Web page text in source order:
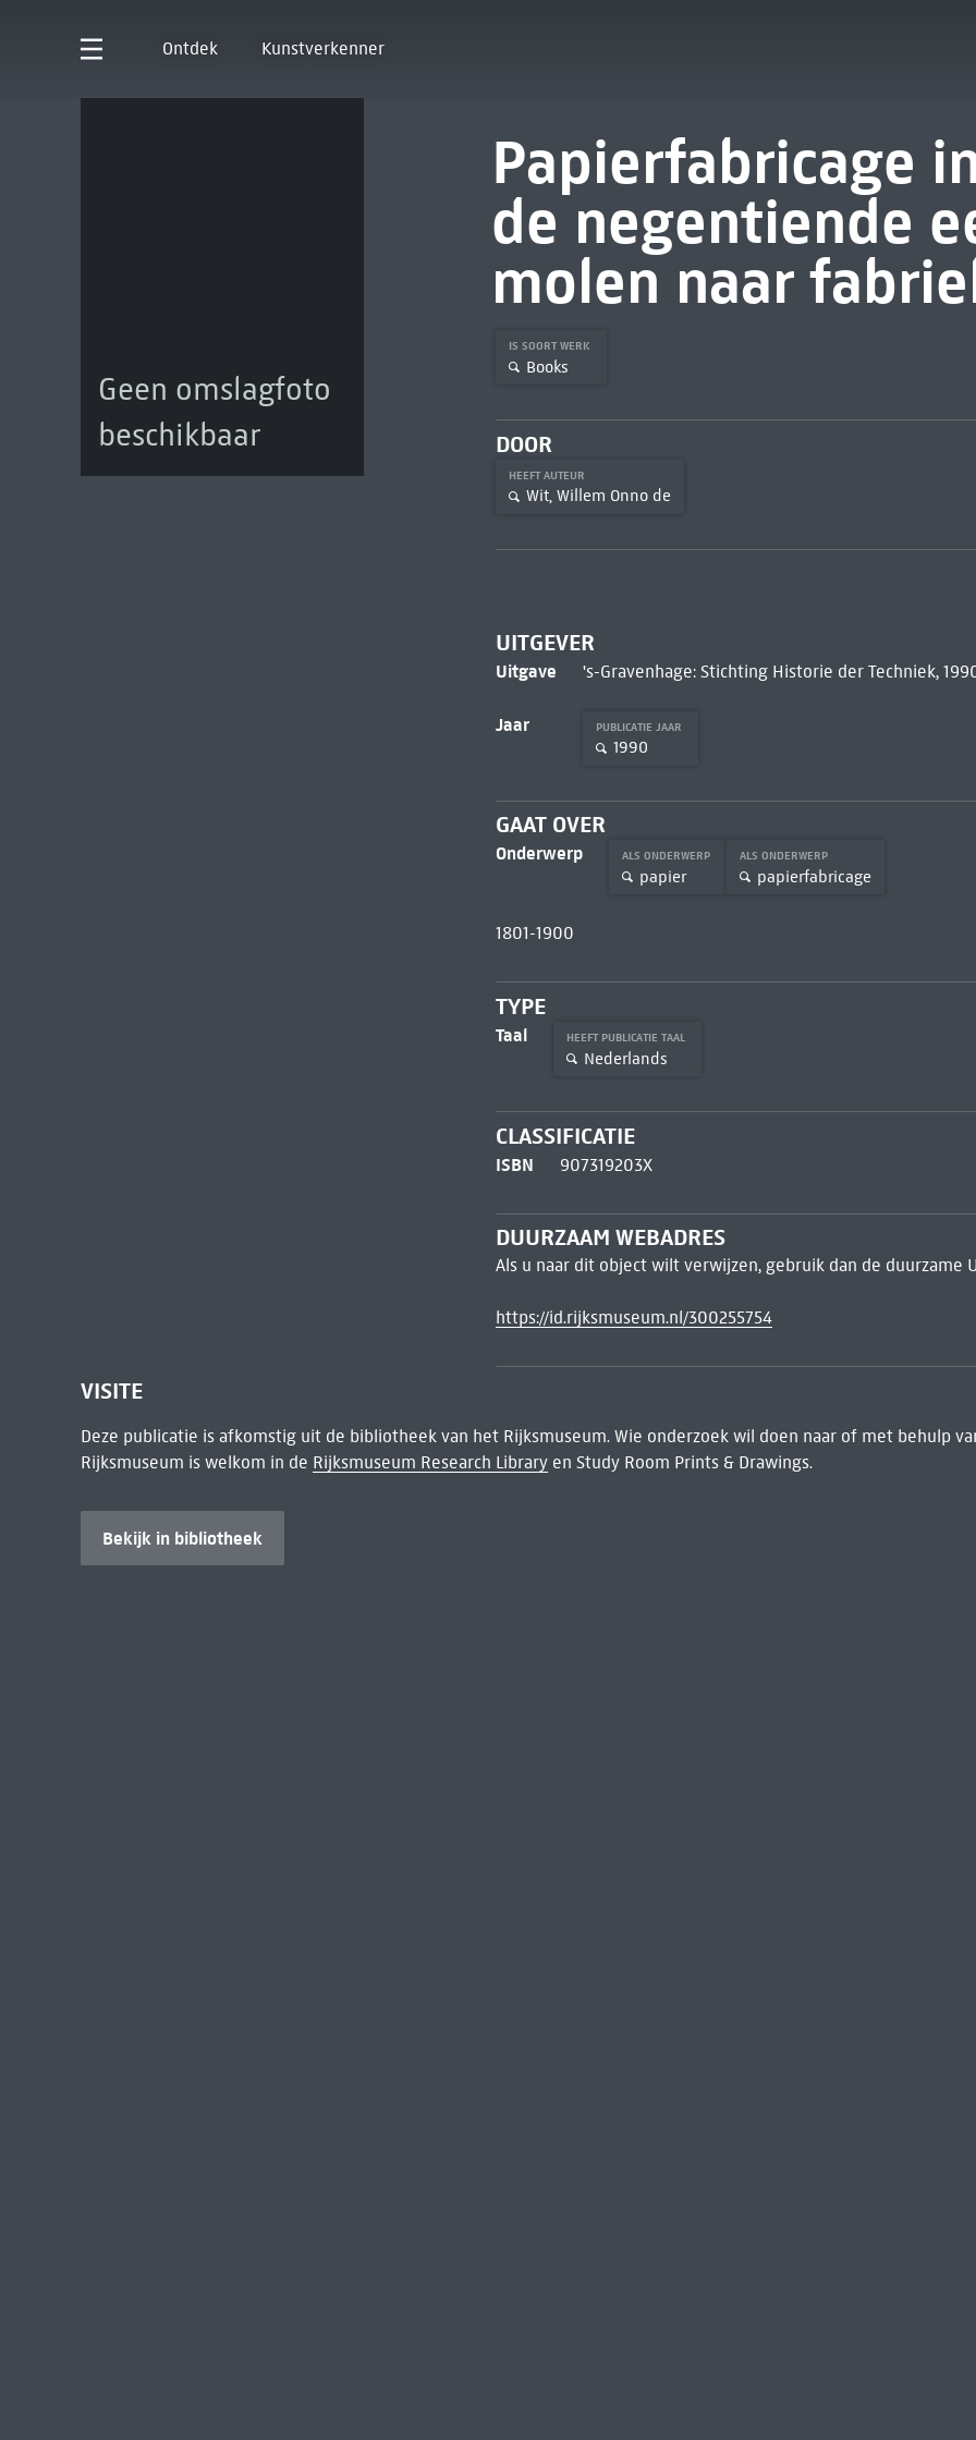
Ontdek Kunstverkenner
Geen omslagfoto
beschikbaar
Papierfabricage
de negentiende
molen naar
IS SOORT WERK
Books
DOOR
HEEFT AUTEUR
Wit, Willem Onno de
UITGEVER
Uitgave 's-Gravenhage: Stichting Historie der Techniek,
Jaar PUBLICATIE JAAR
1990
GAAT OVER
Onderwerp ALS ONDERWERP
papier
ALS ONDERWERP
papierfabricage
1801-1900
TYPE
Taal HEEFT PUBLICATIE TAAL
Nederlands
CLASSIFICATIE
ISBN 907319203X
DUURZAAM WEBADRES
Als u naar dit object wilt verwijzen, gebruik dan de duurzame
https://id.rijksmuseum.nl/300255754
VISITE
Deze publicatie is afkomstig uit de bibliotheek van het Rijksmuseum. Wie onderzoek wil doen naar of met behulp
Rijksmuseum is welkom in de Rijksmuseum Research Libraryen Study Room Prints & Drawings.
Bekijk in bibliotheek